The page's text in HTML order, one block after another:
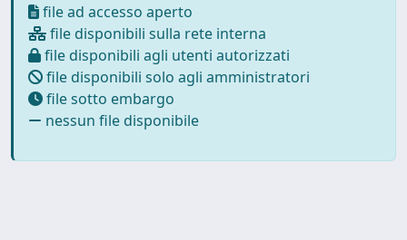
file ad accesso aperto
file disponibili sulla rete interna
file disponibili agli utenti autorizzati
file disponibili solo agli amministratori
file sotto embargo
nessun file disponibile